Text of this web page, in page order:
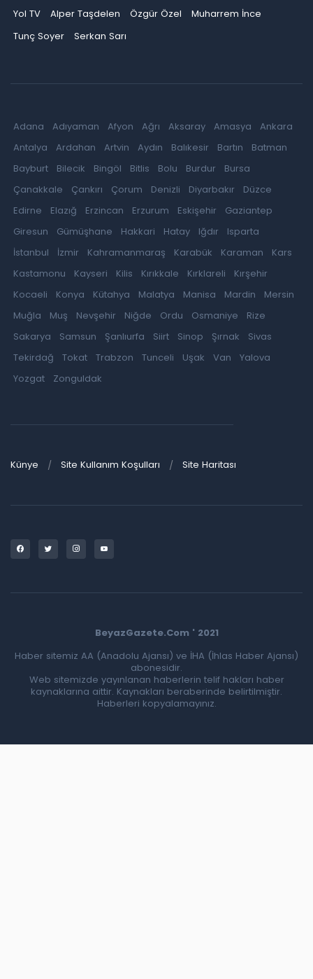
Yol TV
Alper Taşdelen Özgür Özel
Muharrem İnce
Tunç Soyer
Serkan Sarı
Adana Adıyaman Afyon Ağrı Aksaray Amasya
Ankara
Antalya
Ardahan Artvin Aydın Balıkesir Bartın
Batman
Bayburt
Bilecik Bingöl Bitlis Bolu Burdur
Bursa
Çanakkale
Çankırı Çorum Denizli Diyarbakır
Düzce
Edirne
Elazığ Erzincan Erzurum Eskişehir
Gaziantep
Giresun
Gümüşhane Hakkari Hatay Iğdır
Isparta
İstanbul
İzmir Kahramanmaraş Karabük Karaman
Kars
Kastamonu
Kayseri Kilis Kırıkkale Kırklareli
Kırşehir
Kocaeli
Konya Kütahya Malatya Manisa Mardin
Mersin
Muğla
Muş Nevşehir Niğde Ordu Osmaniye
Rize
Sakarya
Samsun Şanlıurfa Siirt Sinop Şırnak
Sivas
Tekirdağ
Tokat Trabzon Tunceli Uşak Van
Yalova
Yozgat
Zonguldak
Künye Site Kullanım Koşulları Site Haritası
BeyazGazete.Com ' 2021
Haber sitemiz AA (Anadolu Ajansı) ve İHA (İhlas Haber Ajansı)
abonesidir.
Web sitemizde yayınlanan haberlerin telif hakları haber
kaynaklarına aittir. Kaynakları beraberinde belirtilmiştir.
Haberleri kopyalamayınız.